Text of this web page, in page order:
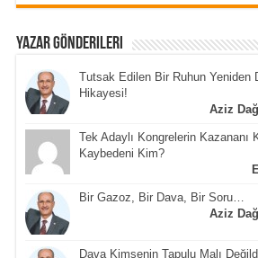
Yazar Gönderileri
Tutsak Edilen Bir Ruhun Yeniden
Hikayesi!
Aziz
Tek Adaylı Kongrelerin Kazananı
Kaybedeni Kim?
Bir Gazoz, Bir Dava, Bir Soru…
Aziz
Dava Kimsenin Tapulu Malı